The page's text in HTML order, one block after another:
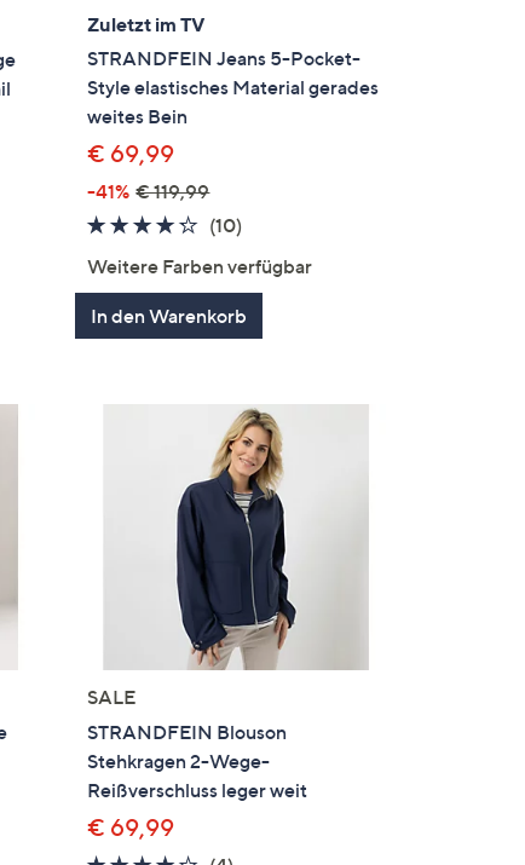
Zuletzt im TV
STRANDFEIN Jeans 5-Pocket-
Style elastisches Material gerades
weites Bein
€ 69,99
-41% € 119,99
4.2
(10)
Weitere Farben verfügbar
In den Warenkorb
SALE
STRANDFEIN Blouson
Stehkragen 2-Wege-
Reißverschluss leger weit
€ 69,99